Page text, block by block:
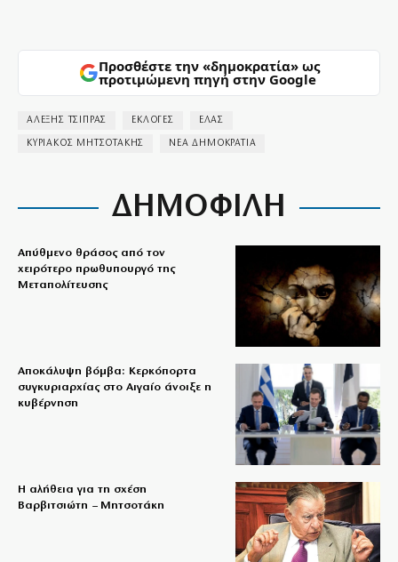
Προσθέστε την «δημοκρατία» ως
προτιμώμενη πηγή στην Google
ΑΛΕΞΗΣ ΤΣΙΠΡΑΣ ΕΚΛΟΓΕΣ ΕΛΑΣ
ΚΥΡΙΑΚΟΣ ΜΗΤΣΟΤΑΚΗΣ ΝΕΑ ΔΗΜΟΚΡΑΤΙΑ
ΔΗΜΟΦΙΛΗ
Απύθμενο θράσος από τον
χειρότερο πρωθυπουργό της
Μεταπολίτευσης
Αποκάλυψη βόμβα: Κερκόπορτα
συγκυριαρχίας στο Αιγαίο άνοιξε η
κυβέρνηση
Η αλήθεια για τη σχέση
Βαρβιτσιώτη – Μητσοτάκη